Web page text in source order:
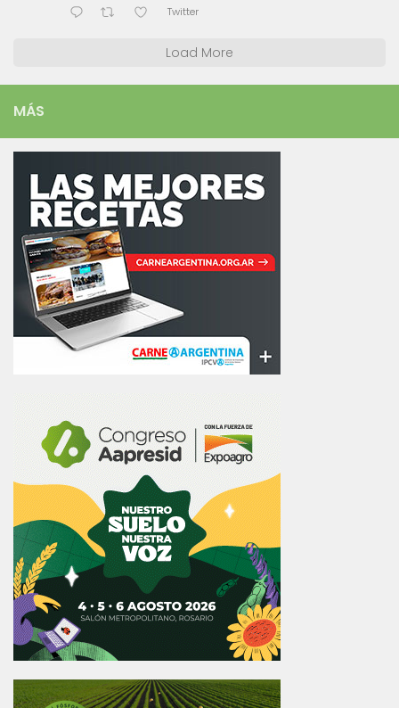
Twitter
Load More
MÁS